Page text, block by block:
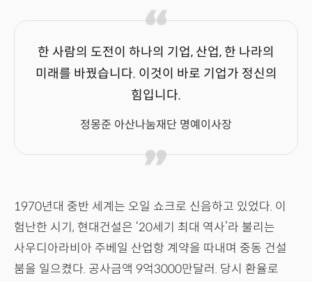
한 사람의 도전이 하나의 기업, 산업, 한 나라의
미래를 바꿨습니다. 이것이 바로 기업가 정신의
힘입니다.
정몽준 아산나눔재단 명예이사장
1970년대 중반 세계는 오일 쇼크로 신음하고 있었다. 이
험난한 시기, 현대건설은 ‘20세기 최대 역사’라 불리는
사우디아라비아 주베일 산업항 계약을 따내며 중동 건설
붐을 일으켰다. 공사금액 9억3000만달러. 당시 환율로